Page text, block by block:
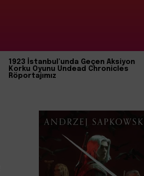
1923 İstanbul’unda Geçen Aksiyon
Korku Oyunu Undead Chronicles
Röportajımız